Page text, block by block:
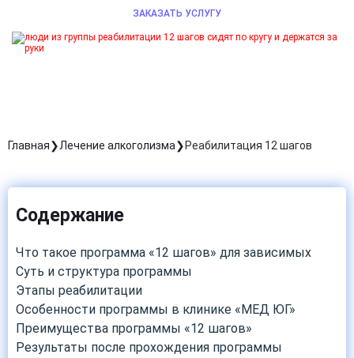
ЗАКАЗАТЬ УСЛУГУ
Главная Лечение алкоголизма Реабилитация 12 шагов
Содержание
Что такое программа «12 шагов» для зависимых
Суть и структура программы
Этапы реабилитации
Особенности программы в клинике «МЕД ЮГ»
Преимущества программы «12 шагов»
Результаты после прохождения программы